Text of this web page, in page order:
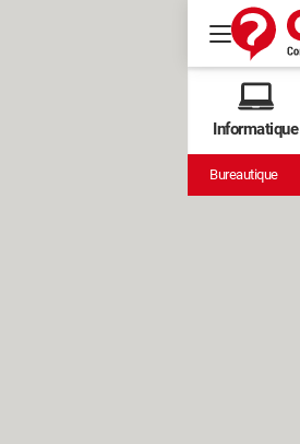
Informatique
Bureautique